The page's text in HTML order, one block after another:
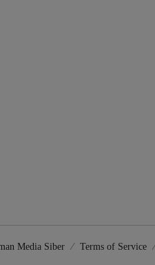
Media Siber Terms of Service